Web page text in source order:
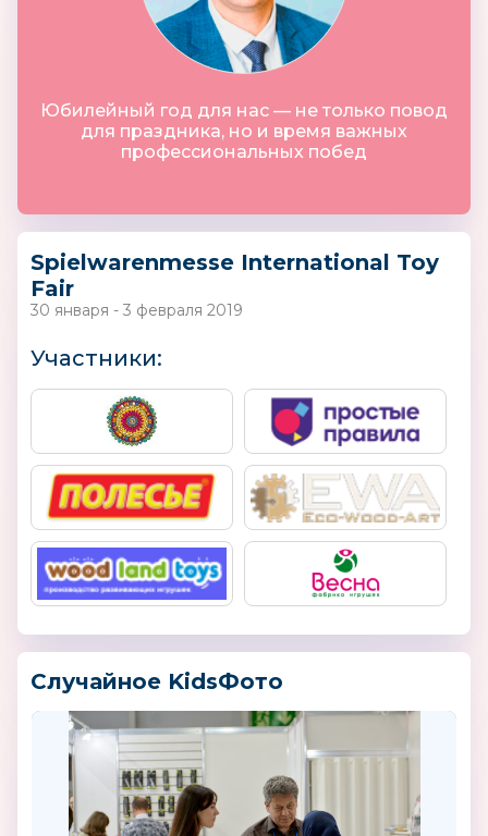
Юбилейный год для нас — не только повод
для праздника, но и время важных
профессиональных побед
Spielwarenmesse International Toy
Fair
30 января - 3 февраля 2019
Участники:
Случайное KidsФото